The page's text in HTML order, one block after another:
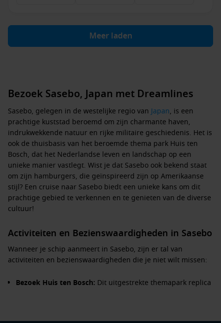
Meer laden
Bezoek Sasebo, Japan met Dreamlines
Sasebo, gelegen in de westelijke regio van Japan, is een
prachtige kuststad beroemd om zijn charmante haven,
indrukwekkende natuur en rijke militaire geschiedenis. Het is
ook de thuisbasis van het beroemde thema park Huis ten
Bosch, dat het Nederlandse leven en landschap op een
unieke manier vastlegt. Wist je dat Sasebo ook bekend staat
om zijn hamburgers, die geïnspireerd zijn op Amerikaanse
stijl? Een cruise naar Sasebo biedt een unieke kans om dit
prachtige gebied te verkennen en te genieten van de diverse
cultuur!
Activiteiten en Bezienswaardigheden in Sasebo
Wanneer je schip aanmeert in Sasebo, zijn er tal van
activiteiten en bezienswaardigheden die je niet wilt missen:
Bezoek Huis ten Bosch: Dit uitgestrekte themapark replica